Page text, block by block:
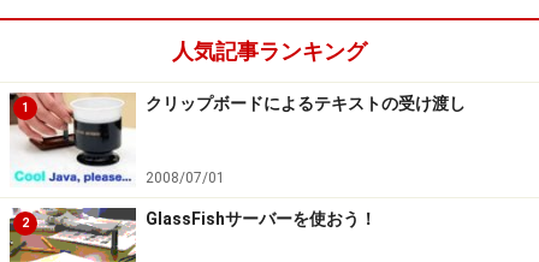
人気記事ランキング
1 クリップボードによるテキストの受け渡し
2008/07/01
2 GlassFishサーバーを使おう！